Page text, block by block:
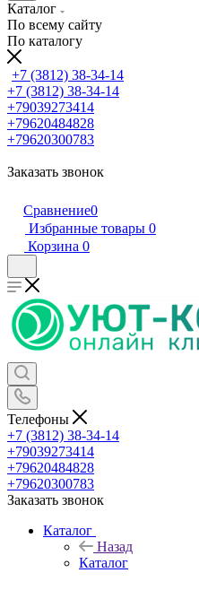
Каталог
По всему сайту
По каталогу
+7 (3812) 38-34-14
+7 (3812) 38-34-14
+79039273414
+79620484828
+79620300783
Заказать звонок
Сравнение0
Избранные товары 0
Корзина 0
Телефоны
+7 (3812) 38-34-14
+79039273414
+79620484828
+79620300783
Заказать звонок
Каталог
Назад
Каталог